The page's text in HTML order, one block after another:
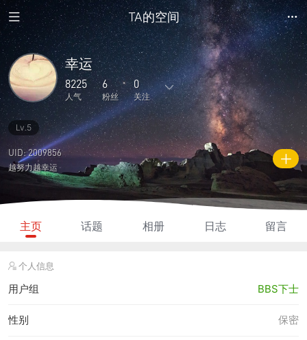
TA的空间
幸运
8225
人气
6
粉丝
0
关注
62
主题
324
回复
0
日志
0
相册
0
好友
6 0
关注
0
说说
8225
人气
1270
积分
Lv.5
UID: 2009856
越努力越幸运
主页 话题 相册 日志 留言
个人信息
用户组 BBS下士
保密
性别